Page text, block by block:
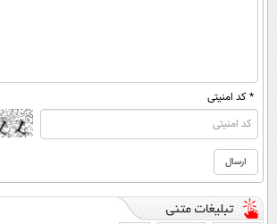
* کد امنیتی